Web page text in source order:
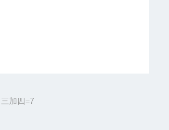
加四=7